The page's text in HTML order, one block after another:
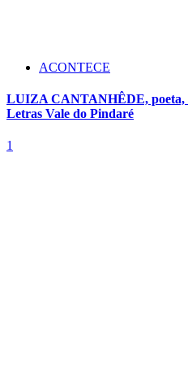
ACONTECE
LUIZA CANTANHÊDE, poeta,
Letras Vale do Pindaré
1